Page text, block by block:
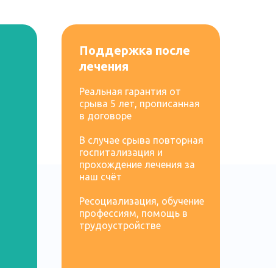
Поддержка после
лечения
Реальная гарантия от
срыва 5 лет, прописанная
в договоре
В случае срыва повторная
госпитализация и
прохождение лечения за
наш счёт
Ресоциализация, обучение
профессиям, помощь в
трудоустройстве